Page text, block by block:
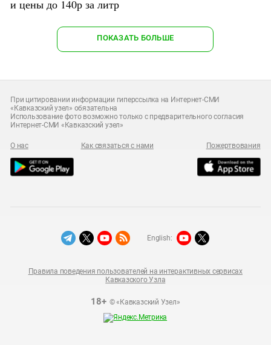
и цены до 140р за литр
ПОКАЗАТЬ БОЛЬШЕ
При цитировании информации гиперссылка на Интернет-СМИ
«Кавказский узел» обязательна
Использование фото возможно только с предварительного согласия
Интернет-СМИ «Кавказский узел»
О нас Как связаться с нами Пожертвования
18+© «Кавказский Узел»
Правила поведения пользователей на интерактивных сервисах
Кавказского Узла
English: